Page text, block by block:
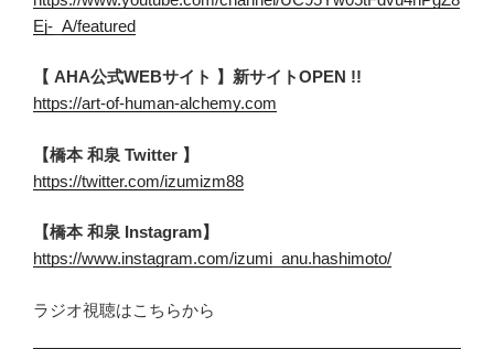
Ej-_A/featured
【 AHA公式WEBサイト 】新サイトOPEN !!
https://art-of-human-alchemy.com
【橋本 和泉 Twitter 】
https://twitter.com/izumizm88
【橋本 和泉 Instagram】
https://www.instagram.com/izumi_anu.hashimoto/
ラジオ視聴はこちらから